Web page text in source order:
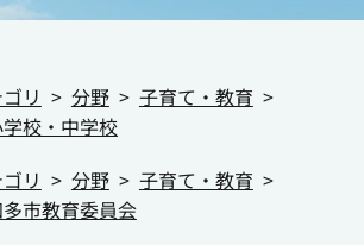
リ 分野
子育て・教育
校・中学校
リ 分野
子育て・教育
市教育委員会